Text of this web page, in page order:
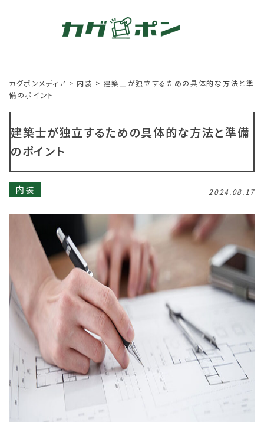
カグポンメディア > 内装 > 建築士が独立するための具体的な方法と準
備のポイント
建築士が独立するための具体的な方法と準備
のポイント
内装 2024.08.17